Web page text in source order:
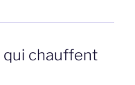
qui chauffent